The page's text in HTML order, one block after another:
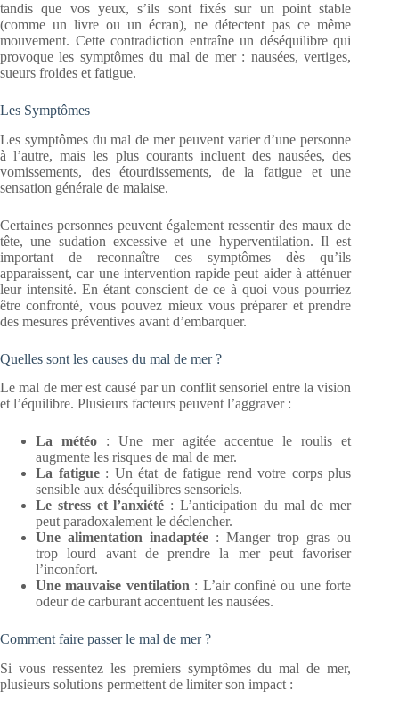
tandis que vos yeux, s’ils sont fixés sur un point stable
(comme un livre ou un écran), ne détectent pas ce même
mouvement. Cette contradiction entraîne un déséquilibre qui
provoque les symptômes du mal de mer : nausées, vertiges,
sueurs froides et fatigue.
Les Symptômes
Les symptômes du mal de mer peuvent varier d’une personne
à l’autre, mais les plus courants incluent des nausées, des
vomissements, des étourdissements, de la fatigue et une
sensation générale de malaise.
Certaines personnes peuvent également ressentir des maux de
tête, une sudation excessive et une hyperventilation. Il est
important de reconnaître ces symptômes dès qu’ils
apparaissent, car une intervention rapide peut aider à atténuer
leur intensité. En étant conscient de ce à quoi vous pourriez
être confronté, vous pouvez mieux vous préparer et prendre
des mesures préventives avant d’embarquer.
Quelles sont les causes du mal de mer ?
Le mal de mer est causé par un conflit sensoriel entre la vision
et l’équilibre. Plusieurs facteurs peuvent l’aggraver :
La météo : Une mer agitée accentue le roulis et
augmente les risques de mal de mer.
La fatigue: Un état de fatigue rend votre corps plus
sensible aux déséquilibres sensoriels.
Le stress et l’anxiété : L’anticipation du mal de mer
peut paradoxalement le déclencher.
Une alimentation inadaptée : Manger trop gras ou
trop lourd avant de prendre la mer peut favoriser
l’inconfort.
Une mauvaise ventilation : L’air confiné ou une forte
odeur de carburant accentuent les nausées.
Comment faire passer le mal de mer ?
Si vous ressentez les premiers symptômes du mal de mer,
plusieurs solutions permettent de limiter son impact :